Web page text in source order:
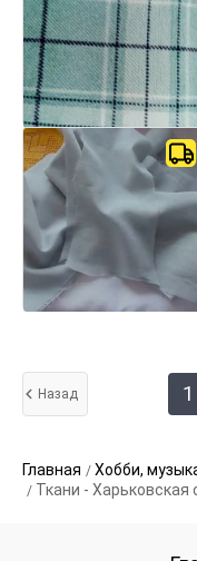
Назад 1
Главная Хобби,
Ткани - Харьковская